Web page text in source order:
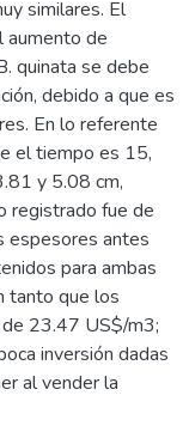
similares. El
aumento de
quinata se debe
debido a que es
En lo referente
el tiempo es 15,
y 5.08 cm,
registrado fue de
espesores antes
para ambas
tanto que los
23.47 US$/m3;
inversión dadas
al vender la